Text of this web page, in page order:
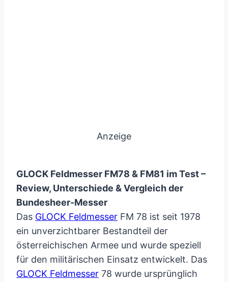
Anzeige
GLOCK Feldmesser FM78 & FM81 im Test –
Review, Unterschiede & Vergleich der
Bundesheer-Messer
Das GLOCK Feldmesser FM 78 ist seit 1978
ein unverzichtbarer Bestandteil der
österreichischen Armee und wurde speziell
für den militärischen Einsatz entwickelt. Das
GLOCK Feldmesser 78 wurde ursprünglich